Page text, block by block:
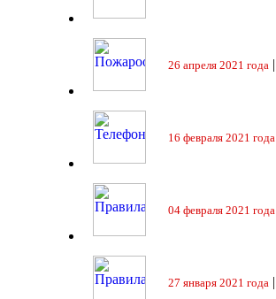
26 апреля 2021 года |
16 февраля 2021 года
04 февраля 2021 года
27 января 2021 года |